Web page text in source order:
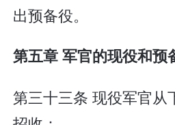
出预备役。
第五章 军官的现役和预
第三十三条 现役军官从